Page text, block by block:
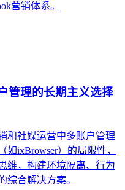
营销体系。
管理的长期主义选择
和社媒运营中多账户管理
ixBrowser）的局限性，
维，构建环境隔离、行为
综合解决方案。